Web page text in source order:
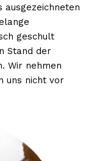
ausgezeichneten
geschult
Stand der
Wir nehmen
uns nicht vor